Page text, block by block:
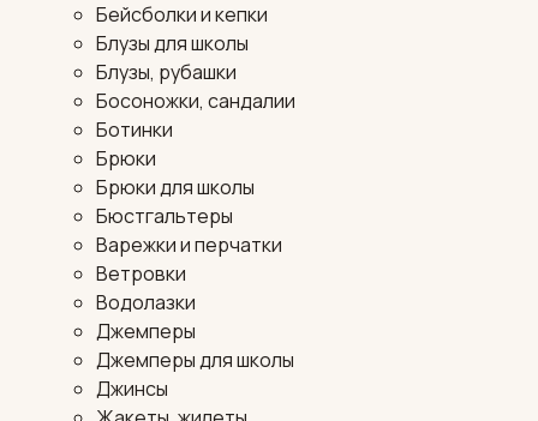
Бейсболки и кепки
Блузы для школы
Блузы, рубашки
Босоножки, сандалии
Ботинки
Брюки
Брюки для школы
Бюстгальтеры
Варежки и перчатки
Ветровки
Водолазки
Джемперы
Джемперы для школы
Джинсы